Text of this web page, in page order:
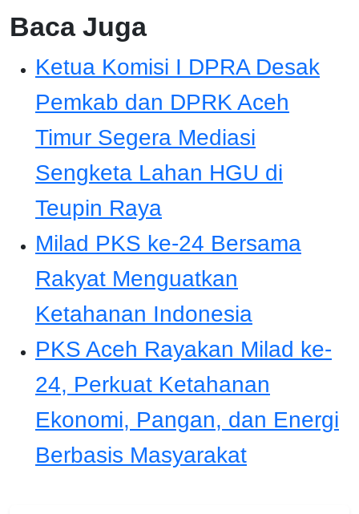
Baca Juga
Ketua Komisi I DPRA Desak
Pemkab dan DPRK Aceh
Timur Segera Mediasi
Sengketa Lahan HGU di
Teupin Raya
Milad PKS ke-24 Bersama
Rakyat Menguatkan
Ketahanan Indonesia
PKS Aceh Rayakan Milad ke-
24, Perkuat Ketahanan
Ekonomi, Pangan, dan Energi
Berbasis Masyarakat